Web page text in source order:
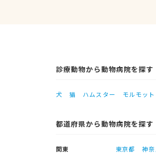
診療動物から動物病院を探す
犬 猫 ハムスター モルモット
都道府県から動物病院を探す
関東 東京都 神